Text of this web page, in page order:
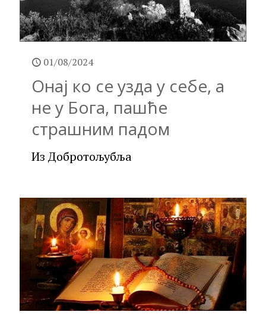
01/08/2024
Онај ко се узда у себе, а
не у Бога, пашће
страшним падом
Из Добротољубља